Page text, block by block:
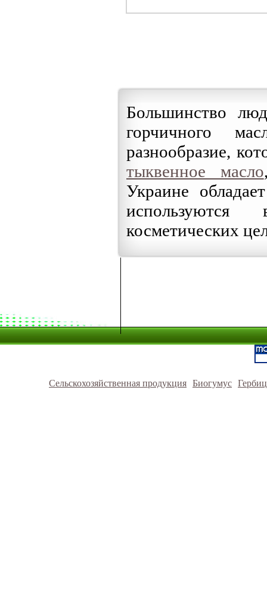
Большинство
горчичного
разнообразие,
тыквенное масло
Украине
используются
косметических
Сельскохозяйственная продукция Биогумус